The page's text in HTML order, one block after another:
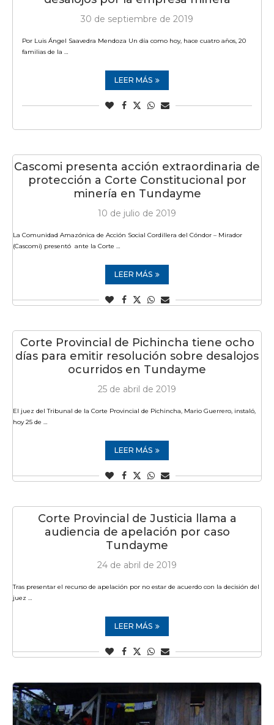
30 de septiembre de 2019
Por Luis Ángel Saavedra Mendoza Un día como hoy, hace cuatro años, 20
familias de la …
LEER MÁS
Cascomi presenta acción extraordinaria de
protección a Corte Constitucional por
minería en Tundayme
10 de julio de 2019
La Comunidad Amazónica de Acción Social Cordillera del Cóndor – Mirador
(Cascomi) presentó ante la Corte …
LEER MÁS
Corte Provincial de Pichincha tiene ocho
días para emitir resolución sobre desalojos
ocurridos en Tundayme
25 de abril de 2019
El juez del Tribunal de la Corte Provincial de Pichincha, Mario Guerrero, instaló,
hoy 25 de …
LEER MÁS
Corte Provincial de Justicia llama a
audiencia de apelación por caso
Tundayme
24 de abril de 2019
Tras presentar el recurso de apelación por no estar de acuerdo con la decisión del
juez …
LEER MÁS